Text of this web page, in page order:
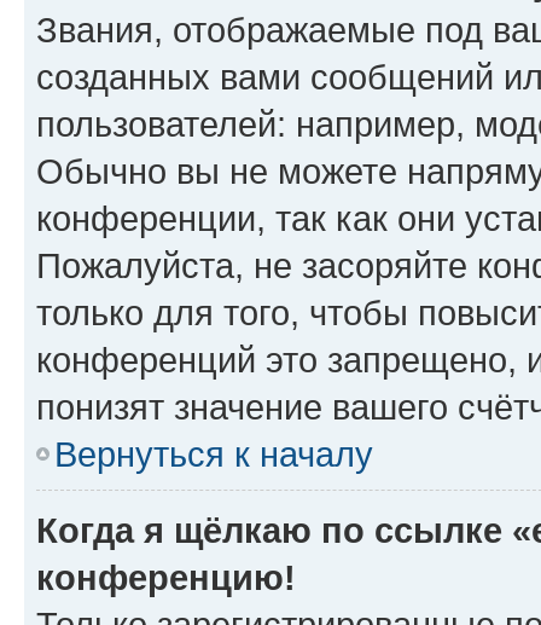
Звания, отображаемые под
созданных вами сообщений
пользователей: например,
Обычно вы не можете
конференции, так как они
Пожалуйста, не засоряйте
только для того, чтобы
конференций это запрещено,
понизят значение вашего
Вернуться к началу
Когда я щёлкаю по ссылке
конференцию!